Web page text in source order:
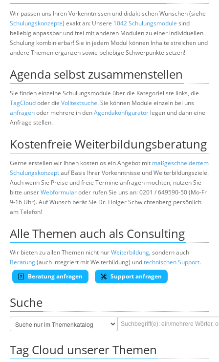
Wir passen uns Ihren Vorkenntnissen und didaktischen Wünschen (siehe
Schulungskonzepte) exakt an: Unsere 1042 Schulungsmodule sind
beliebig anpassbar und frei mit anderen Modulen zu einer individuellen
Schulung kombinierbar! Sie in jedem Modul können Inhalte streichen und
andere Themen ergänzen sowie beliebige Schwerpunkte setzen!
Agenda selbst zusammenstellen
Sie finden einzelne Schulungsmodule über die Kategorieliste links, die
TagCloudoder die Volltextsuche. Sie können Module einzeln bei uns
anfragenoder mehrere in denAgendakonfigurator legen und dann eine
Anfrage stellen.
Kostenfreie Weiterbildungsberatung
Gerne erstellen wir Ihnen kostenlos ein Angebot mit maßgeschneidertem
Schulungskonzeptauf Basis Ihrer Vorkenntnisse und Weiterbildungsziele.
Auch wenn Sie Preise und freie Termine anfragen möchten, nutzen Sie
bitte unserWebformularoder rufen Sie uns an: 0201 / 649590-50 (Mo-Fr
9-16 Uhr). Auf Wunsch berät Sie Dr. Holger Schwichtenberg persönlich
am Telefon!
Alle Themen auch als Consulting
Wir bieten zu allen Themen nicht nurWeiterbildung, sondern auch
Beratung(auch integriert mit Weiterbildung) undtechnischen Support.
Beratung anfragen
Support anfragen
Suche
Tag Cloud unserer Themen